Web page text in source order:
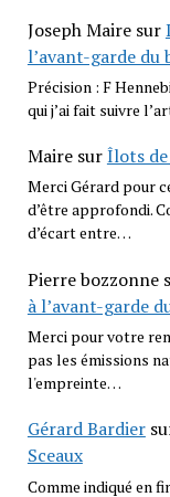
Joseph Mairesur
l’avant-garde du
Précision : F
qui j’ai fait suivre
MairesurÎlots de
Merci Gérard pour
d’être approfondi.
d’écart entre…
Pierre bozzonne
à l’avant-garde
Merci pour votre
pas les émissions
l'empreinte…
Gérard Bardier
Sceaux
Comme indiqué en